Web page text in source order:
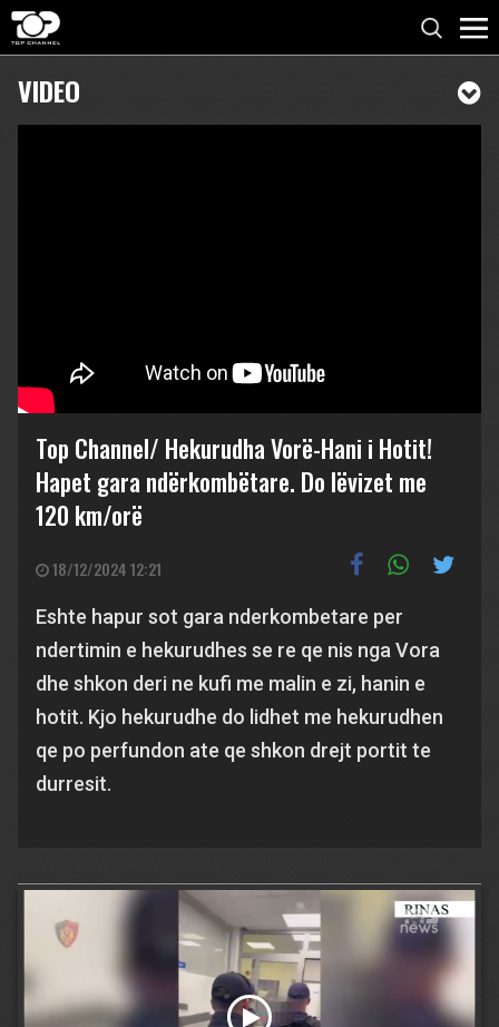
VIDEO
Top Channel/ Hekurudha Vorë-Hani i Hotit!
Hapet gara ndërkombëtare. Do lëvizet me
120 km/orë
18/12/2024 12:21
Eshte hapur sot gara nderkombetare per
ndertimin e hekurudhes se re qe nis nga Vora
dhe shkon deri ne kufi me malin e zi, hanin e
hotit. Kjo hekurudhe do lidhet me hekurudhen
qe po perfundon ate qe shkon drejt portit te
durresit.